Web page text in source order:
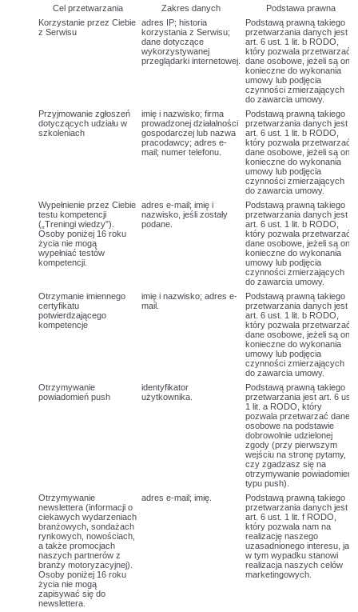
Cel przetwarzania Zakres danych
Podstawa prawna
Korzystanie przez Ciebie
z Serwisu
adres IP; historia
korzystania z Serwisu;
dane dotyczące
wykorzystywanej
przeglądarki internetowej.
Podstawą prawną takiego
przetwarzania danych jest
art. 6 ust. 1 lit. b RODO,
który pozwala przetwarzać
dane osobowe, jeżeli są one
konieczne do wykonania
umowy lub podjęcia
czynności zmierzających
do zawarcia umowy.
Przyjmowanie zgłoszeń
dotyczących udziału w
szkoleniach
imię i nazwisko; firma
prowadzonej działalności
gospodarczej lub nazwa
pracodawcy; adres e-
mail; numer telefonu.
Podstawą prawną takiego
przetwarzania danych jest
art. 6 ust. 1 lit. b RODO,
który pozwala przetwarzać
dane osobowe, jeżeli są one
konieczne do wykonania
umowy lub podjęcia
czynności zmierzających
do zawarcia umowy.
Wypełnienie przez Ciebie
testu kompetencji
(„Treningi wiedzy”).
Osoby poniżej 16 roku
życia nie mogą
wypełniać testów
kompetencji.
adres e-mail; imię i
nazwisko, jeśli zostały
podane.
Podstawą prawną takiego
przetwarzania danych jest
art. 6 ust. 1 lit. b RODO,
który pozwala przetwarzać
dane osobowe, jeżeli są one
konieczne do wykonania
umowy lub podjęcia
czynności zmierzających
do zawarcia umowy.
Otrzymanie imiennego
certyfikatu
potwierdzającego
kompetencje
imię i nazwisko; adres e-
mail.
Podstawą prawną takiego
przetwarzania danych jest
art. 6 ust. 1 lit. b RODO,
który pozwala przetwarzać
dane osobowe, jeżeli są one
konieczne do wykonania
umowy lub podjęcia
czynności zmierzających
do zawarcia umowy.
Otrzymywanie
powiadomień push
identyfikator
użytkownika.
Podstawą prawną takiego
przetwarzania jest art. 6 ust.
1 lit. a RODO, który
pozwala przetwarzać dane
osobowe na podstawie
dobrowolnie udzielonej
zgody (przy pierwszym
wejściu na stronę pytamy,
czy zgadzasz się na
otrzymywanie powiadomień
typu push).
Otrzymywanie
newslettera (informacji o
ciekawych wydarzeniach
branżowych, sondażach
rynkowych, nowościach,
a także promocjach
naszych partnerów z
branży motoryzacyjnej).
Osoby poniżej 16 roku
życia nie mogą
zapisywać się do
newslettera.
adres e-mail; imię.
Podstawą prawną takiego
przetwarzania danych jest
art. 6 ust. 1 lit. f RODO,
który pozwala nam na
realizację naszego
uzasadnionego interesu, jaki
w tym wypadku stanowi
realizacja naszych celów
marketingowych.